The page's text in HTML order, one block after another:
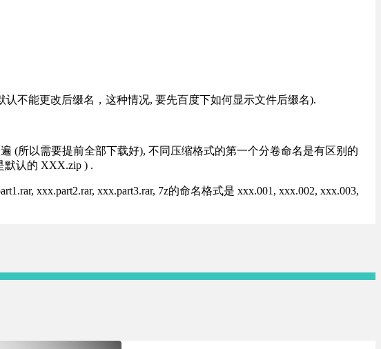
不能更改后缀名，这种情况, 要先百度下如何显示文件后缀名).
(所以需要提前全部下载好), 不同压缩格式的第一个分卷命名是有区别的
默认的 XXX.zip ) .
xxx.part2.rar, xxx.part3.rar, 7z的命名格式是 xxx.001, xxx.002, xxx.003,